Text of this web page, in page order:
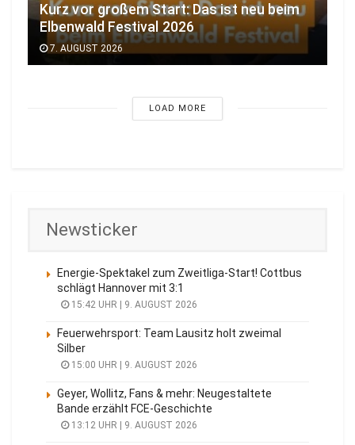
Kurz vor großem Start: Das ist neu beim
Elbenwald Festival 2026
7. AUGUST 2026
LOAD MORE
Newsticker
Energie-Spektakel zum Zweitliga-Start! Cottbus
schlägt Hannover mit 3:1
15:42 UHR | 9. AUGUST 2026
Feuerwehrsport: Team Lausitz holt zweimal
Silber
15:00 UHR | 9. AUGUST 2026
Geyer, Wollitz, Fans & mehr: Neugestaltete
Bande erzählt FCE-Geschichte
13:12 UHR | 9. AUGUST 2026